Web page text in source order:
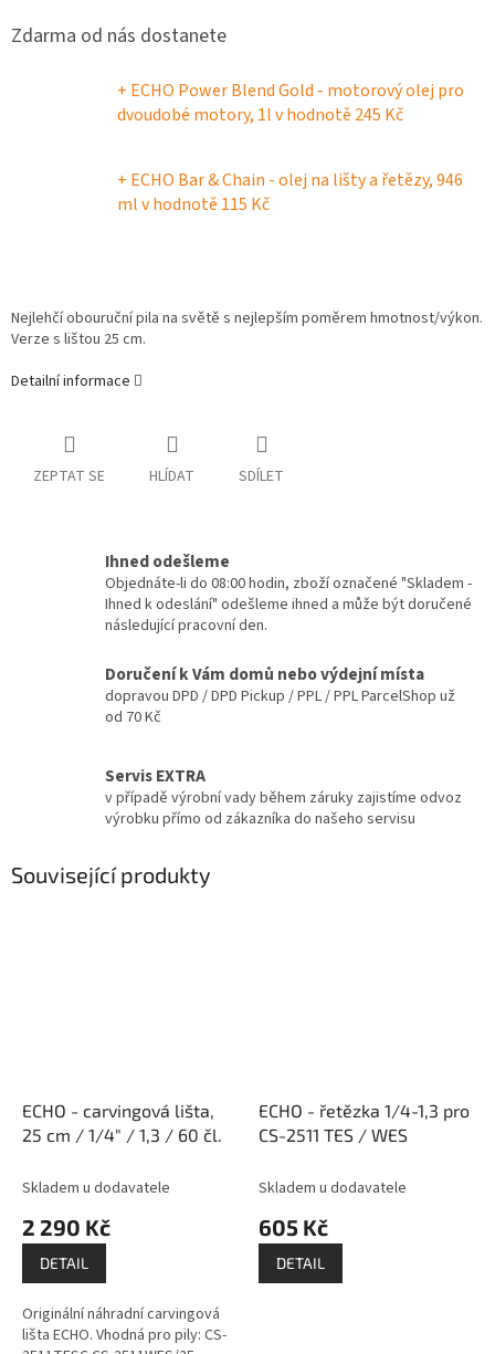
Zdarma od nás dostanete
+ ECHO Power Blend Gold - motorový olej pro
dvoudobé motory, 1lv hodnotě 245 Kč
+ ECHO Bar & Chain - olej na lišty a řetězy, 946
mlv hodnotě 115 Kč
Nejlehčí obouruční pila na světě s nejlepším poměrem hmotnost/výkon.
Verze s lištou 25 cm.
Detailní informace
ZEPTAT SE HLÍDAT SDÍLET
Ihned odešleme
Objednáte-li do 08:00 hodin, zboží označené "Skladem -
Ihned k odeslání" odešleme ihned a může být doručené
následující pracovní den.
Doručení k Vám domů nebo výdejní místa
dopravou DPD / DPD Pickup / PPL / PPL ParcelShop už
od 70 Kč
Servis EXTRA
v případě výrobní vady během záruky zajistíme odvoz
výrobku přímo od zákazníka do našeho servisu
Související produkty
ECHO - carvingová lišta,
25 cm / 1/4" / 1,3 / 60 čl.
Skladem u dodavatele
2 290 Kč
DETAIL
Originální náhradní carvingová
lišta ECHO. Vhodná pro pily: CS-
ECHO - řetězka 1/4-1,3 pro
CS-2511 TES / WES
Skladem u dodavatele
605 Kč
DETAIL